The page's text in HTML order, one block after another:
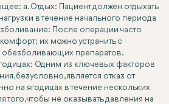
a. Отдых: Пациент должен отдыхать
в течение начального периода
После операции часто
их можно устранить с
препаратов.
Одним из ключевых факторов
безусловно, является отказ от
на ягодицах в течение нескольких
того, чтобы не оказывать давления на